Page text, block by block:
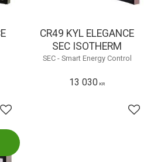
Lägg till i favoriter
CR49 KYL ELEGANCE
SEC ISOTHERM
SEC - Smart Energy Control
13 030 KR